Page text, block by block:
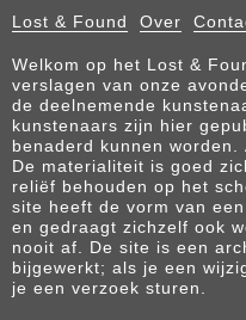
Lost & Found Over
Welkom op het Lost &
verslagen van onze
de deelnemende
kunstenaars zijn hier
benaderd kunnen
De materialiteit is goed
reliëf behouden op het
site heeft de vorm van
en gedraagt zichzelf ook
nooit af. De site is een
bijgewerkt; als je een
je een verzoek sturen.